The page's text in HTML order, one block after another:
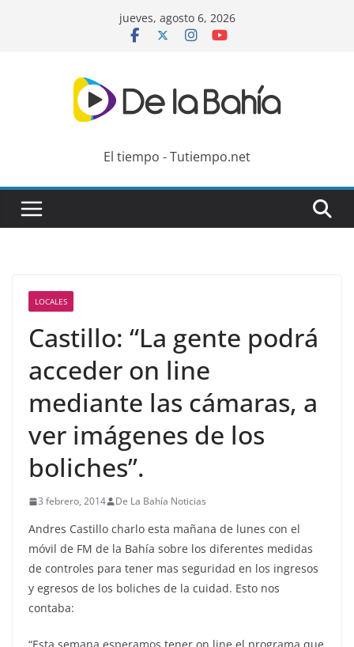
jueves, agosto 6, 2026
El tiempo - Tutiempo.net
LOCALES
Castillo: “La gente podrá
acceder on line
mediante las cámaras, a
ver imágenes de los
boliches”.
3 febrero, 2014 De La Bahía Noticias
Andres Castillo charlo esta mañana de lunes con el
móvil de FM de la Bahía sobre los diferentes medidas
de controles para tener mas seguridad en los ingresos
y egresos de los boliches de la cuidad. Esto nos
contaba: